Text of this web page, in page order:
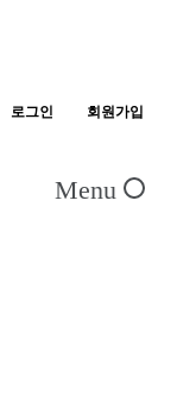
로그인 회원가입
Menu